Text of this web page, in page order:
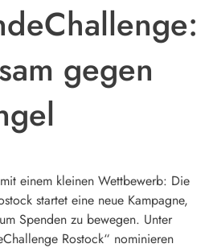
gegen
einem kleinen Wettbewerb: Die
startet eine neue Kampagne,
Spenden zu bewegen. Unter
Rostock“ nominieren